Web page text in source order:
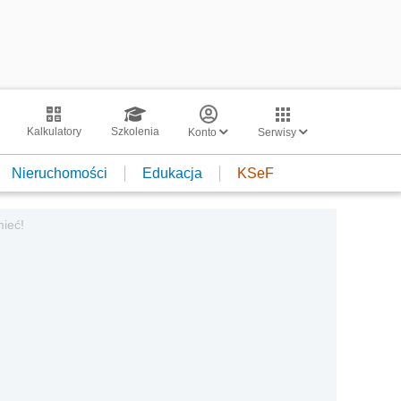
Kalkulatory Szkolenia Konto Serwisy
Nieruchomości Edukacja KSeF